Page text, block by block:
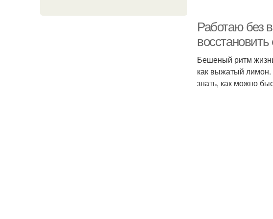
Работаю без
Бешеный ритм
как выжатый лимон.
знать, как можно